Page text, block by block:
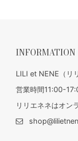
INFORMATION
LILI et NENE（リ
営業時間11:00-
リリエネネはオン